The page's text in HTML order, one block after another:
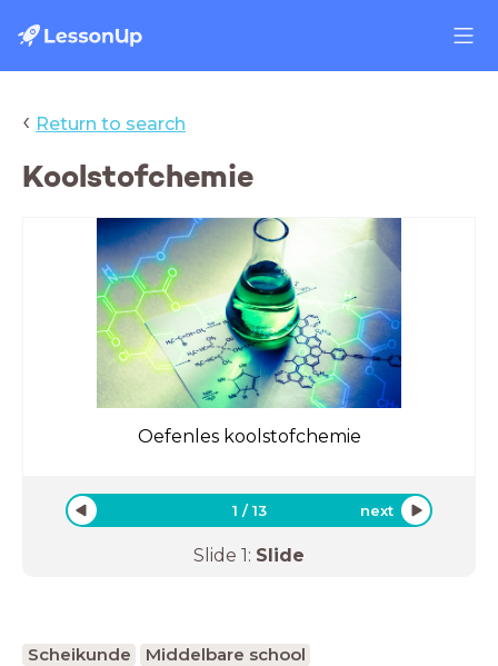
‹ Return to search
Koolstofchemie
Oefenles koolstofchemie
1 /13 next
Slide 1: Slide
Scheikunde
Middelbare school